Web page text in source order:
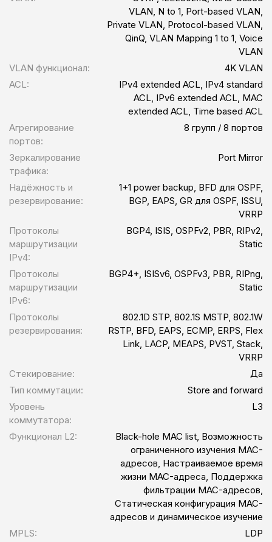
VLAN, N to 1, Port-based VLAN,
Private VLAN, Protocol-based VLAN,
QinQ, VLAN Mapping 1 to 1, Voice
VLAN
VLAN функционал:
4K VLAN
ACL:
IPv4 extended ACL, IPv4 standard
ACL, IPv6 extended ACL, MAC
extended ACL, Time based ACL
Агрегирование
портов:
8 групп / 8 портов
Зеркалирование
трафика:
Port Mirror
Надёжность и
резервирование:
1+1 power backup, BFD для OSPF,
BGP, EAPS, GR для OSPF, ISSU,
VRRP
Протоколы
маршрутизации
IPv4:
BGP4, ISIS, OSPFv2, PBR, RIPv2,
Static
Протоколы
маршрутизации
IPv6:
BGP4+, ISISv6, OSPFv3, PBR, RIPng,
Static
Протоколы
резервирования:
802.1D STP, 802.1S MSTP, 802.1W
RSTP, BFD, EAPS, ECMP, ERPS, Flex
Link, LACP, MEAPS, PVST, Stack,
VRRP
Стекирование:
Да
Тип коммутации:
Store and forward
Уровень
коммутатора:
L3
Функционал L2:
Black-hole MAC list, Возможность
ограниченного изучения MAC-
адресов, Настраиваемое время
жизни MAC-адреса, Поддержка
фильтрации MAC-адресов,
Статическая конфигурация MAC-
адресов и динамическое изучение
MPLS:
LDP